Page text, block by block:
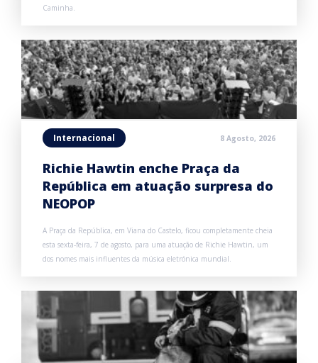
Caminha.
Internacional 8 Agosto, 2026
Richie Hawtin enche Praça da
República em atuação surpresa do
NEOPOP
A Praça da República, em Viana do Castelo, ficou completamente cheia
esta sexta-feira, 7 de agosto, para uma atuação de Richie Hawtin, um
dos nomes mais influentes da música eletrónica mundial.